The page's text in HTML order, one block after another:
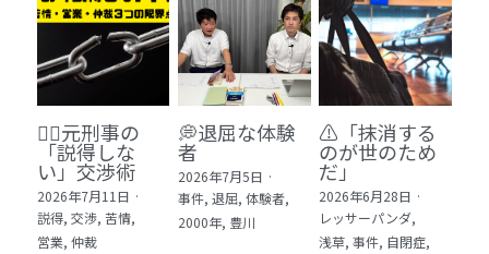
1 クレーム・犯罪・説得交渉 23冊
2 発達障害・精神疾患・ケア 29冊
3 身体知・非言語・情動 13冊
4 創作・芸術・神秘 30冊
5 教育・マネジメント・学修 20冊
検索
日本語
日本語
🙅‍♂️元刑事の
「説得しな
い」交渉術
2026年7月11日 ·
説得, 交渉, 苦情,
営業, 仲裁
💭退屈な体験
者
2026年7月5日 ·
事件, 退屈, 体験者,
2000年, 豊川
⚠️「抹消する
のが世のため
だ」​
2026年6月28日 ·
レッサーパンダ,
浅草, 事件, 自閉症,